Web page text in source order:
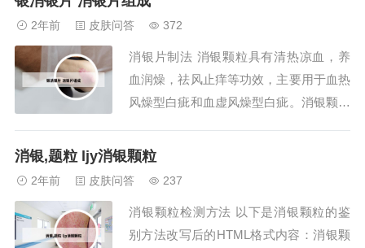
花、玄参、牛蒡子、蝉蜕、白鲜皮、大青
叶、红花...
2年前 皮肤问答 372
消银片制法 消银颗粒具有清热凉血，养
血润燥，祛风止痒等功效，主要用于血热
风燥型白疵和血虚风燥型白疵。消银颗粒
短期内可能是有一定效果的，但是它是治
熔融法：此技法在欧洲较常见，仅用于白
银制作。方法...
消银,题粒 ljy消银颗粒
2年前 皮肤问答 237
消银颗粒检测方法 以下是消银颗粒的鉴
别方法改写后的HTML格式内容：消银颗